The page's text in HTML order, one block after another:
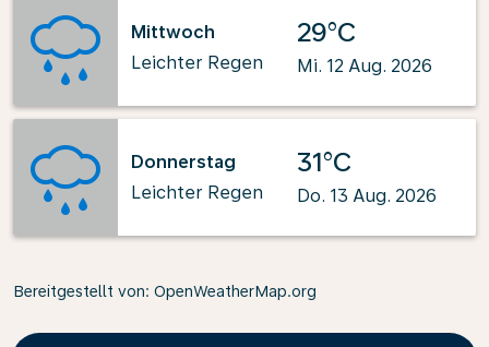
Mittwoch
Leichter Regen
29°C
Mi. 12 Aug. 2026
Donnerstag
Leichter Regen
31°C
Do. 13 Aug. 2026
Bereitgestellt von: OpenWeatherMap.org